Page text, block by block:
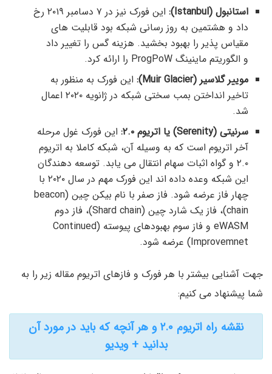
استانبول (Istanbul):
این فورک نیز در ۷ دسامبر ۲۰۱۹ رخ
داد و هشتمین به روز رسانی شبکه بود قابلیت های
مقیاس پذیر را بهبود بخشید. هزینه گس را تغییر داد
و الگوریتم ماینینگ ProgPoW را ارائه کرد.
موییر گلاسیر (Muir Glacier):
این فورک به منظور به
تاخیر انداختن بمب سختی شبکه در ژانویه ۲۰۲۰ اعمال
شد.
سرنیتی (Serenity) یا اتریوم ۲.۰:
این فورک غول مرحله
آخر اتریوم است که به وسیله آن، شبکه کاملا به اتریوم
۲.۰ و گواه اثبات سهام انتقال می یابد. توسعه دهندگان
این شبکه وعده داده اند این فورک مهم در سال ۲۰۲۰ با
چهار فاز عرضه شود. فاز صفر با نام بیکن چین (beacon
chain)، فاز یک شارد چین (Shard chain)، فاز دوم
eWASM و فاز سوم بهبودهای پیوسته (Continued
Improvemnet) عرضه شود.
جهت آشنایی بیشتر با هر فورک و فازهای اتریوم مقاله زیر را به
شما پیشنهاد می کنیم:
نقشه راه اتریوم ۲.۰ و هر آنچه که باید در مورد آن
بدانید + ویدیو